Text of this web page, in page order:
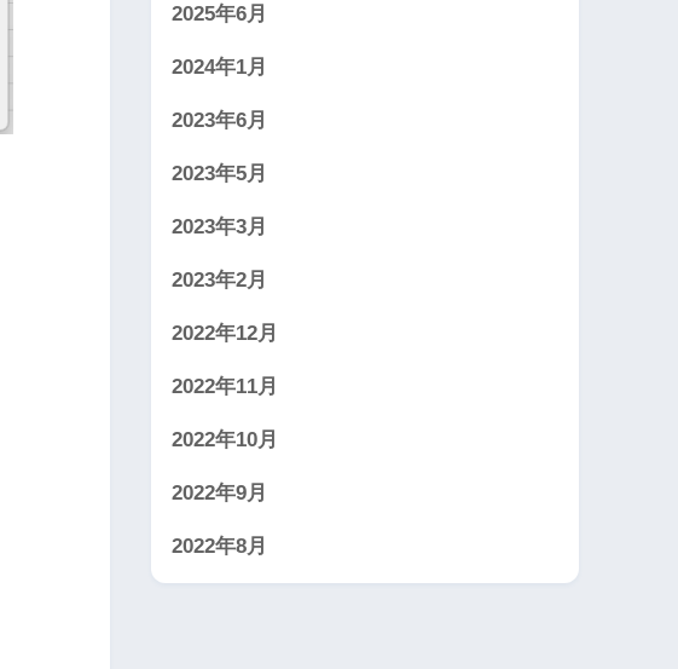
2025年6月
2024年1月
2023年6月
2023年5月
2023年3月
2023年2月
2022年12月
2022年11月
2022年10月
2022年9月
2022年8月